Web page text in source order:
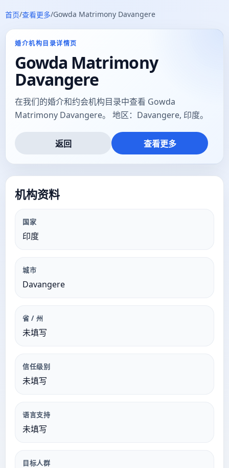
首页/查看更多/Gowda Matrimony Davangere
婚介机构目录详情页
Gowda Matrimony
Davangere
在我们的婚介和约会机构目录中查看 Gowda
Matrimony Davangere。 地区：Davangere, 印度。
返回 查看更多
机构资料
国家
印度
城市
Davangere
省 / 州
未填写
信任级别
未填写
语言支持
未填写
目标人群